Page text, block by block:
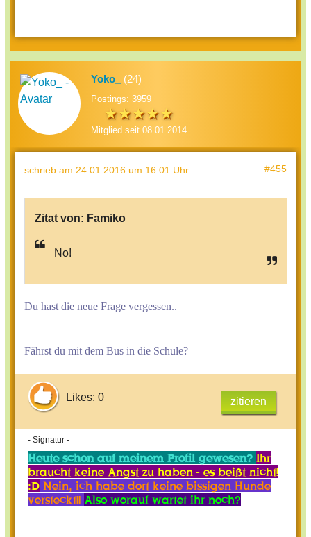
Yoko_ (24)
Postings: 3959
Mitglied seit 08.01.2014
schrieb am 24.01.2016 um 16:01 Uhr: #455
Zitat von: Famiko
No!
Du hast die neue Frage vergessen..
Fährst du mit dem Bus in die Schule?
Likes: 0 zitieren
- Signatur -
Heute schon auf meinem Profil gewesen? Ihr
braucht keine Angst zu haben - es beißt nicht!
:D Nein, ich habe dort keine bissigen Hunde
versteckt!! Also worauf wartet ihr noch?